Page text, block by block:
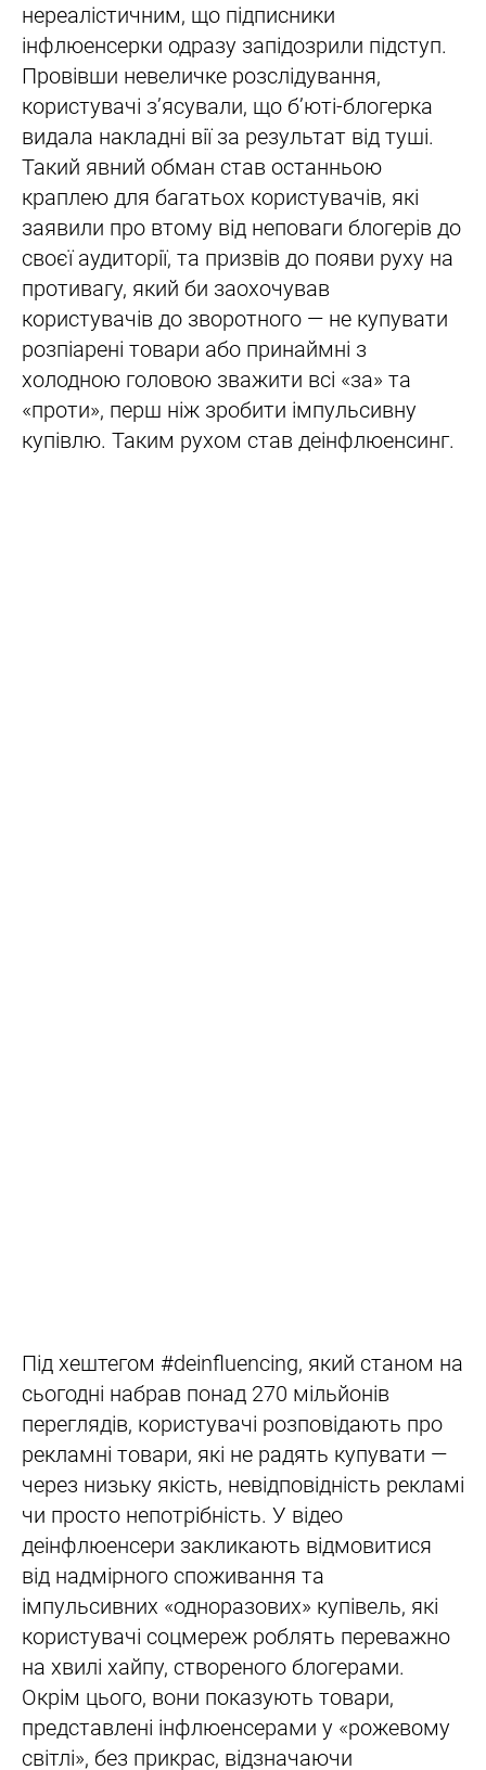
нереалістичним, що підписники
інфлюенсерки одразу запідозрили підступ.
Провівши невеличке розслідування,
користувачі з’ясували, що б’юті-блогерка
видала накладні вії за результат від туші.
Такий явний обман став останньою
краплею для багатьох користувачів, які
заявили про втому від неповаги блогерів до
своєї аудиторії, та призвів до появи руху на
противагу, який би заохочував
користувачів до зворотного — не купувати
розпіарені товари або принаймні з
холодною головою зважити всі «за» та
«проти», перш ніж зробити імпульсивну
купівлю. Таким рухом став деінфлюенсинг.
Під хештегом #deinfluenсing, який станом на
сьогодні набрав понад 270 мільйонів
переглядів, користувачі розповідають про
рекламні товари, які не радять купувати —
через низьку якість, невідповідність рекламі
чи просто непотрібність. У відео
деінфлюенсери закликають відмовитися
від надмірного споживання та
імпульсивних «одноразових» купівель, які
користувачі соцмереж роблять переважно
на хвилі хайпу, створеного блогерами.
Окрім цього, вони показують товари,
представлені інфлюенсерами у «рожевому
світлі», без прикрас, відзначаючи